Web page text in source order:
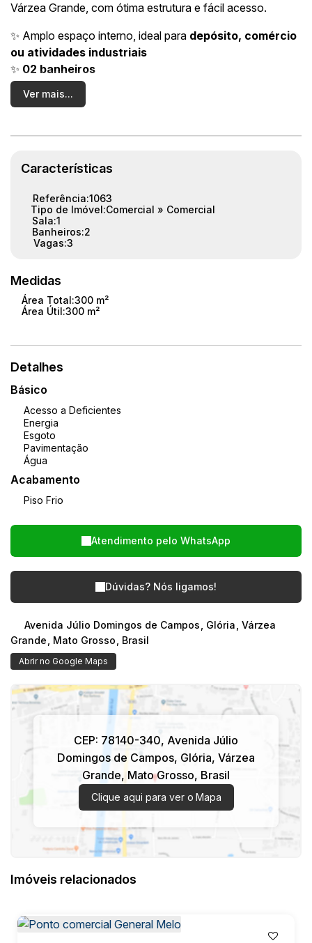
Várzea Grande, com ótima estrutura e fácil acesso.
✨ Amplo espaço interno, ideal para depósito, comércio
ou atividades industriais
✨ 02 banheiros
✨ Estrutura versátil, permitindo diferentes tipos de
utilização
principais
💰Valor: R$ 5.100,00
Ver mais...
Características
Referência:1063
Tipo de Imóvel:Comercial » Comercial
Sala:1
Banheiros:2
Vagas:3
Medidas
Área Total:300 m²
Área Útil:300 m²
Detalhes
Básico
Acesso a Deficientes
Energia
Esgoto
Pavimentação
Água
Acabamento
Piso Frio
Atendimento pelo WhatsApp
Dúvidas? Nós ligamos!
Avenida Júlio Domingos de Campos Glória Várzea
Grande
Mato Grosso Brasil
Abrir no Google Maps
CEP: 78140-340, Avenida Júlio
Domingos de Campos, Glória, Várzea
Grande, Mato Grosso, Brasil
Clique aqui para ver o Mapa
Imóveis relacionados